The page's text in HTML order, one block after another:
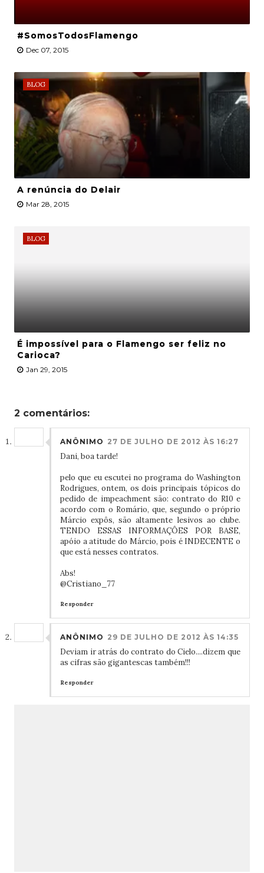
#SomosTodosFlamengo
Dec 07, 2015
BLOG
A renúncia do Delair
Mar 28, 2015
BLOG
É impossível para o Flamengo ser feliz no
Carioca?
Jan 29, 2015
2 comentários:
ANÔNIMO 27 DE JULHO DE 2012 ÀS 16:27
Dani, boa tarde!
pelo que eu escutei no programa do Washington
Rodrigues, ontem, os dois principais tópicos do
pedido de impeachment são: contrato do R10 e
acordo com o Romário, que, segundo o próprio
Márcio expôs, são altamente lesivos ao clube.
TENDO ESSAS INFORMAÇÔES POR BASE,
apóio a atitude do Márcio, pois é INDECENTE o
que está nesses contratos.
Abs!
@Cristiano_77
Responder
ANÔNIMO 29 DE JULHO DE 2012 ÀS 14:35
Deviam ir atrás do contrato do Cielo....dizem que
as cifras são gigantescas também!!!
Responder